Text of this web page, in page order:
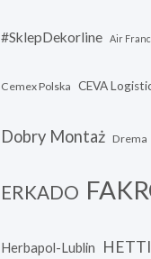
#SklepDekorline Air
Cemex Polska CEVA
Dobry Montaż Drema
ERKADO
Herbapol-Lublin